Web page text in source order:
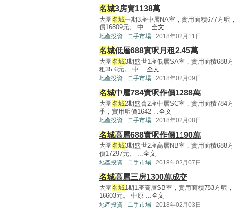
名城3房賣1138萬
大圍名城一期3座中層NA室，實用面積677方呎
價16809元。 中 ...全文
地產投資 二手市場 2018年02月11日
名城低層688實呎月租2.45萬
大圍名城3期盛世1座低層SA室，實用面積688
租35.6元。 中 ...全文
地產投資 二手市場 2018年02月09日
名城中層784實呎作價1288萬
大圍名城2期盛薈2座中層SC室，實用面積784
手，實用呎價1642 ...全文
地產投資 二手市場 2018年02月08日
名城高層688實呎作價1190萬
大圍名城3期盛世2座高層NB室，實用面積688
價17297元。 ...全文
地產投資 二手市場 2018年02月07日
名城高層三房1300萬成交
大圍名城1期1座高層SB室，實用面積783方呎
16603元。 中原 ...全文
地產投資 二手市場 2018年02月03日